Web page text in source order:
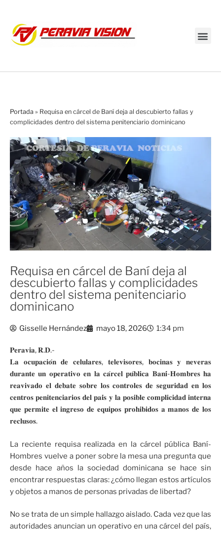
Portada » Requisa en cárcel de Baní deja al descubierto fallas y
complicidades dentro del sistema penitenciario dominicano
Requisa en cárcel de Baní deja al
descubierto fallas y complicidades
dentro del sistema penitenciario
dominicano
Gisselle Hernández mayo 18, 2026 1:34 pm
𝐏𝐞𝐫𝐚𝐯𝐢𝐚, 𝐑.𝐃.-
𝐋𝐚 𝐨𝐜𝐮𝐩𝐚𝐜𝐢𝐨́𝐧 𝐝𝐞 𝐜𝐞𝐥𝐮𝐥𝐚𝐫𝐞𝐬, 𝐭𝐞𝐥𝐞𝐯𝐢𝐬𝐨𝐫𝐞𝐬, 𝐛𝐨𝐜𝐢𝐧𝐚𝐬 𝐲 𝐧𝐞𝐯𝐞𝐫𝐚𝐬
𝐝𝐮𝐫𝐚𝐧𝐭𝐞 𝐮𝐧 𝐨𝐩𝐞𝐫𝐚𝐭𝐢𝐯𝐨 𝐞𝐧 𝐥𝐚 𝐜𝐚́𝐫𝐜𝐞𝐥 𝐩𝐮́𝐛𝐥𝐢𝐜𝐚 𝐁𝐚𝐧𝐢́-𝐇𝐨𝐦𝐛𝐫𝐞𝐬 𝐡𝐚
𝐫𝐞𝐚𝐯𝐢𝐯𝐚𝐝𝐨 𝐞𝐥 𝐝𝐞𝐛𝐚𝐭𝐞 𝐬𝐨𝐛𝐫𝐞 𝐥𝐨𝐬 𝐜𝐨𝐧𝐭𝐫𝐨𝐥𝐞𝐬 𝐝𝐞 𝐬𝐞𝐠𝐮𝐫𝐢𝐝𝐚𝐝 𝐞𝐧 𝐥𝐨𝐬
𝐜𝐞𝐧𝐭𝐫𝐨𝐬 𝐩𝐞𝐧𝐢𝐭𝐞𝐧𝐜𝐢𝐚𝐫𝐢𝐨𝐬 𝐝𝐞𝐥 𝐩𝐚𝐢́𝐬 𝐲 𝐥𝐚 𝐩𝐨𝐬𝐢𝐛𝐥𝐞 𝐜𝐨𝐦𝐩𝐥𝐢𝐜𝐢𝐝𝐚𝐝 𝐢𝐧𝐭𝐞𝐫𝐧𝐚
𝐪𝐮𝐞 𝐩𝐞𝐫𝐦𝐢𝐭𝐞 𝐞𝐥 𝐢𝐧𝐠𝐫𝐞𝐬𝐨 𝐝𝐞 𝐞𝐪𝐮𝐢𝐩𝐨𝐬 𝐩𝐫𝐨𝐡𝐢𝐛𝐢𝐝𝐨𝐬 𝐚 𝐦𝐚𝐧𝐨𝐬 𝐝𝐞 𝐥𝐨𝐬
𝐫𝐞𝐜𝐥𝐮𝐬𝐨𝐬.
La reciente requisa realizada en la cárcel pública Baní-
Hombres vuelve a poner sobre la mesa una pregunta que
desde hace años la sociedad dominicana se hace sin
encontrar respuestas claras: ¿cómo llegan estos artículos
y objetos a manos de personas privadas de libertad?
No se trata de un simple hallazgo aislado. Cada vez que las
autoridades anuncian un operativo en una cárcel del país,